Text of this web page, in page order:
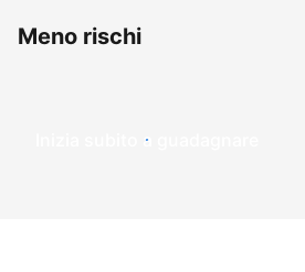
Meno rischi
Inizia subito a guadagnare